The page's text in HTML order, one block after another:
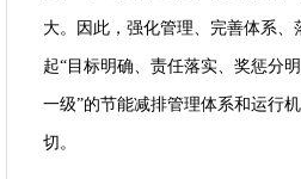
大。因此，强化管理、完善体系
起“目标明确、责任落实、奖惩分
一级”的节能减排管理体系和运行
切。